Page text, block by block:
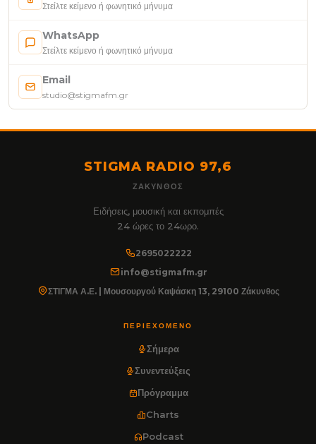
Στείλτε κείμενο ή φωνητικό μήνυμα
WhatsApp
Στείλτε κείμενο ή φωνητικό μήνυμα
Email
studio@stigmafm.gr
STIGMA RADIO 97,6
ΖΆΚΥΝΘΟΣ
Ειδήσεις, μουσική και εκπομπές
24 ώρες το 24ωρο.
2695022222
info@stigmafm.gr
ΣΤΙΓΜΑ Α.Ε. | Μουσουργού Καψάσκη 13, 29100 Ζάκυνθος
ΠΕΡΙΕΧΌΜΕΝΟ
Σήμερα
Συνεντεύξεις
Πρόγραμμα
Charts
Podcast